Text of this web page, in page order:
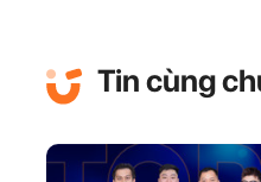
Tin cùng